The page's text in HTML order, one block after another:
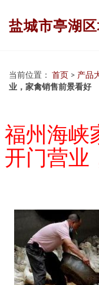
盐城市亭湖
当前位置： 首页 > 产品
业，家禽销售前景看好
福州海峡
开门营业